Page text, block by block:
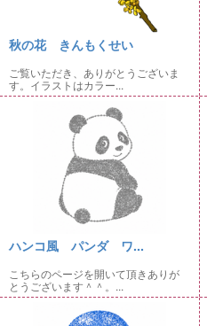
秋の花 きんもくせい
ご覧いただき、ありがとうございま
す。イラストはカラー...
ハンコ風 パンダ ワ...
こちらのページを開いて頂きありが
とうございます＾＾。...